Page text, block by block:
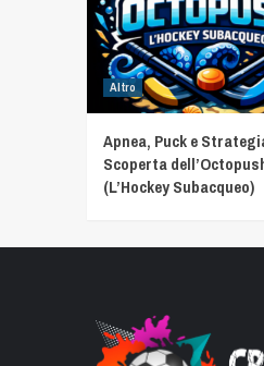
Altro
Apnea, Puck e
Scoperta
(L’Hockey Subacqueo)